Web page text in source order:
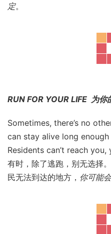
定。
RUN FOR YOUR LIFE 为你
Sometimes, there’s no
can stay alive long
Residents can’t reach you,
有时，除了逃跑，别无选择
民无法到达的地方， 你可能会